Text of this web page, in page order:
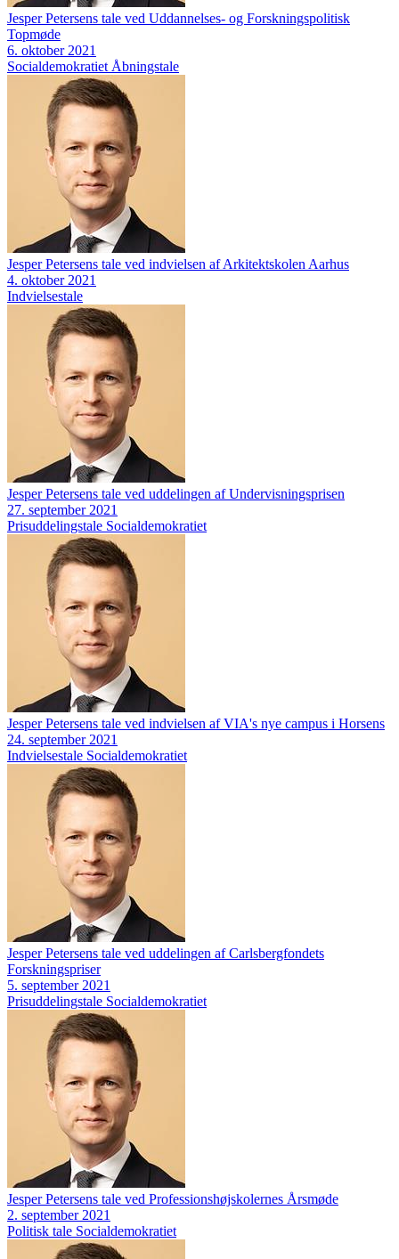
Jesper Petersens tale ved Uddannelses- og Forskningspolitisk
Topmøde
6. oktober 2021
Socialdemokratiet Åbningstale
Jesper Petersens tale ved indvielsen af Arkitektskolen Aarhus
4. oktober 2021
Indvielsestale
Jesper Petersens tale ved uddelingen af Undervisningsprisen
27. september 2021
Prisuddelingstale Socialdemokratiet
Jesper Petersens tale ved indvielsen af VIA's nye campus i Horsens
24. september 2021
Indvielsestale Socialdemokratiet
Jesper Petersens tale ved uddelingen af Carlsbergfondets
Forskningspriser
5. september 2021
Prisuddelingstale Socialdemokratiet
Jesper Petersens tale ved Professionshøjskolernes Årsmøde
2. september 2021
Politisk tale Socialdemokratiet